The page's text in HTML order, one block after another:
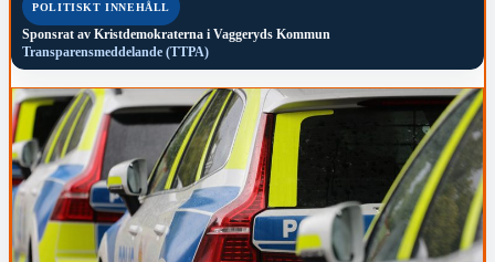
POLITISKT INNEHÅLL
Sponsrat av Kristdemokraterna i Vaggeryds Kommun
Transparensmeddelande (TTPA)